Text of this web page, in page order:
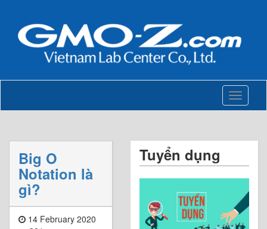
Toggle
Big O
Notation là
gì?
14 February 2020
Tuyển dụng